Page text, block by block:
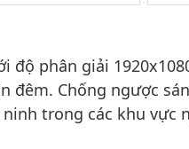
độ phân giải
đêm. Chống ngược
ninh trong các khu vực